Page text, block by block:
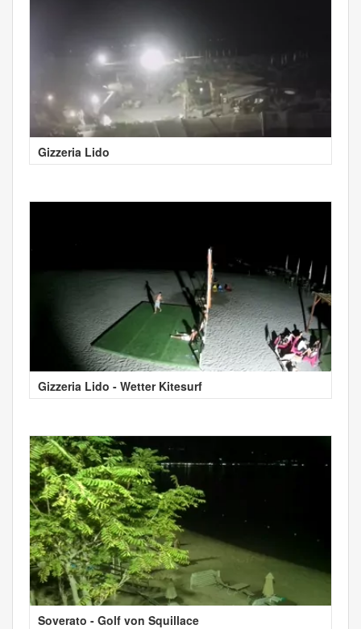
Gizzeria Lido
Gizzeria Lido - Wetter Kitesurf
Soverato - Golf von Squillace